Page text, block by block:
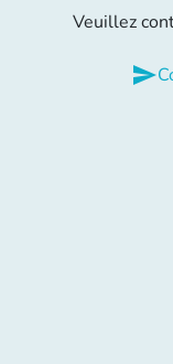
Veuillez
send